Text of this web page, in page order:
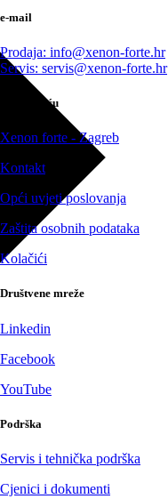
e-mail
Prodaja: info@xenon-forte.hr
Servis: servis@xenon-forte.hr
O poduzeću
Xenon forte - Zagreb
Kontakt
Opći uvjeti poslovanja
Zaštita osobnih podataka
Kolačići
Društvene mreže
Linkedin
Facebook
YouTube
Podrška
Servis i tehnička podrška
Cjenici i dokumenti